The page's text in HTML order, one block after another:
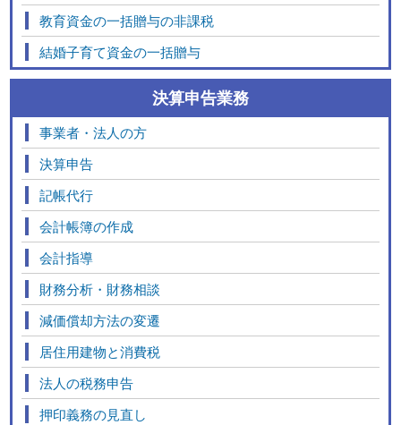
教育資金の一括贈与の非課税
結婚子育て資金の一括贈与
決算申告業務
事業者・法人の方
決算申告
記帳代行
会計帳簿の作成
会計指導
財務分析・財務相談
減価償却方法の変遷
居住用建物と消費税
法人の税務申告
押印義務の見直し